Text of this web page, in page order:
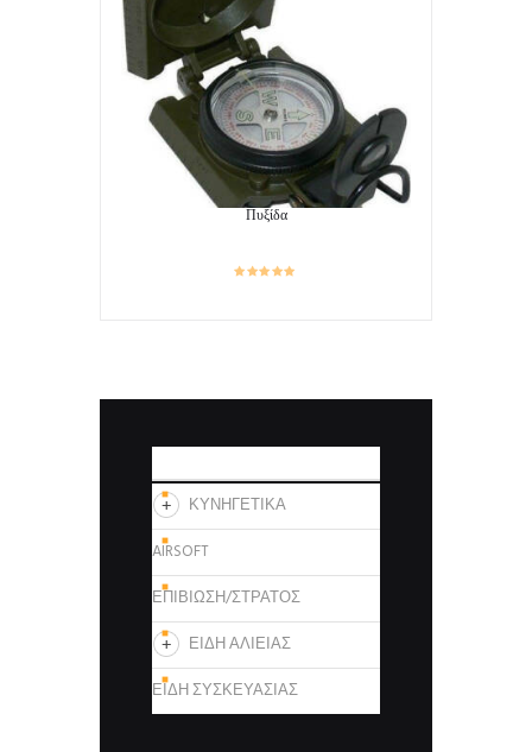
Πυξίδα
ΚΥΝΗΓΕΤΙΚΑ
AIRSOFT
ΕΠΙΒΙΩΣΗ/ΣΤΡΑΤΟΣ
ΕΙΔΗ ΑΛΙΕΙΑΣ
ΕΙΔΗ ΣΥΣΚΕΥΑΣΙΑΣ